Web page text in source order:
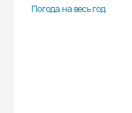
Погода на весь год